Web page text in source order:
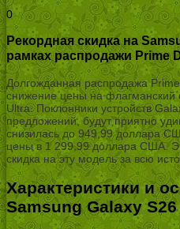
0
Рекордная скидка на
рамках распродажи Prime
Долгожданная распродажа
снижение цены на
Ultra. Поклонники устройств
предложений, будут приятно
снизилась до 949,99 доллара
цены в 1 299,99 доллара США.
скидка на эту модель за всю
Характеристики и
Samsung Galaxy